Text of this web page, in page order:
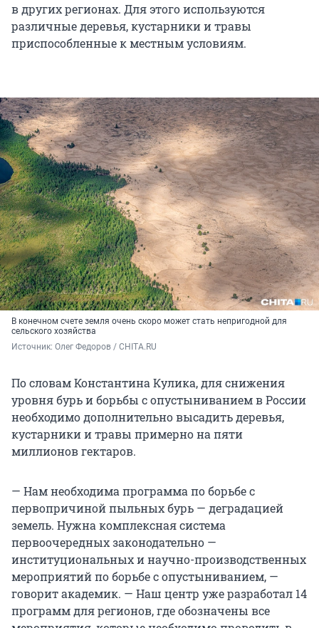
в других регионах. Для этого используются
различные деревья, кустарники и травы
приспособленные к местным условиям.
В конечном счете земля очень скоро может стать непригодной для
сельского хозяйства
Источник: Олег Федоров / CHITA.RU
По словам Константина Кулика, для снижения
уровня бурь и борьбы с опустыниванием в России
необходимо дополнительно высадить деревья,
кустарники и травы примерно на пяти
миллионов гектаров.
— Нам необходима программа по борьбе с
первопричиной пыльных бурь — деградацией
земель. Нужна комплексная система
первоочередных законодательно —
институциональных и научно-производственных
мероприятий по борьбе с опустыниванием, —
говорит академик. — Наш центр уже разработал 14
программ для регионов, где обозначены все